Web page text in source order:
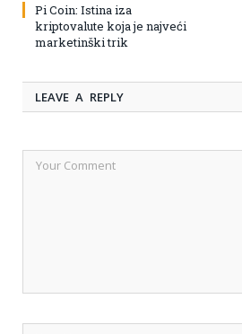
Pi Coin: Istina iza
kriptovalute koja je najveći
marketinški trik
LEAVE A REPLY